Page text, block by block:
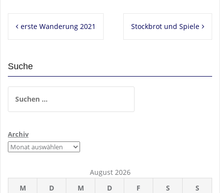
erste Wanderung 2021 Stockbrot und Spiele
Suche
nach:
Archiv
August 2026
M
D M D F S S